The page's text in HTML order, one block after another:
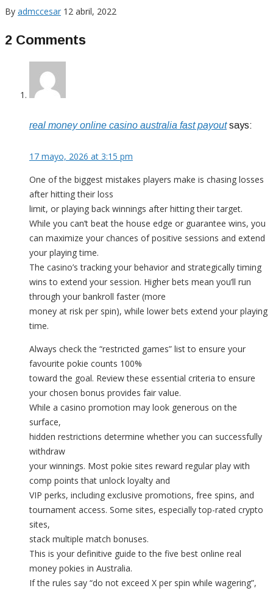
By admccesar 12 abril, 2022
2 Comments
real money online casino australia fast payout says:
17 mayo, 2026 at 3:15 pm
One of the biggest mistakes players make is chasing losses
after hitting their loss
limit, or playing back winnings after hitting their target.
While you can’t beat the house edge or guarantee wins, you
can maximize your chances of positive sessions and extend
your playing time.
The casino’s tracking your behavior and strategically timing
wins to extend your session. Higher bets mean you’ll run
through your bankroll faster (more
money at risk per spin), while lower bets extend your playing
time.
Always check the “restricted games” list to ensure your
favourite pokie counts 100%
toward the goal. Review these essential criteria to ensure
your chosen bonus provides fair value.
While a casino promotion may look generous on the
surface,
hidden restrictions determine whether you can successfully
withdraw
your winnings. Most pokie sites reward regular play with
comp points that unlock loyalty and
VIP perks, including exclusive promotions, free spins, and
tournament access. Some sites, especially top-rated crypto
sites,
stack multiple match bonuses.
This is your definitive guide to the five best online real
money pokies in Australia.
If the rules say “do not exceed X per spin while wagering”,